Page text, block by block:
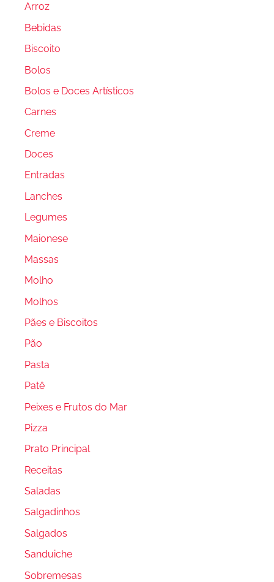
Arroz
Bebidas
Biscoito
Bolos
Bolos e Doces Artísticos
Carnes
Creme
Doces
Entradas
Lanches
Legumes
Maionese
Massas
Molho
Molhos
Pães e Biscoitos
Pão
Pasta
Patê
Peixes e Frutos do Mar
Pizza
Prato Principal
Receitas
Saladas
Salgadinhos
Salgados
Sanduiche
Sobremesas